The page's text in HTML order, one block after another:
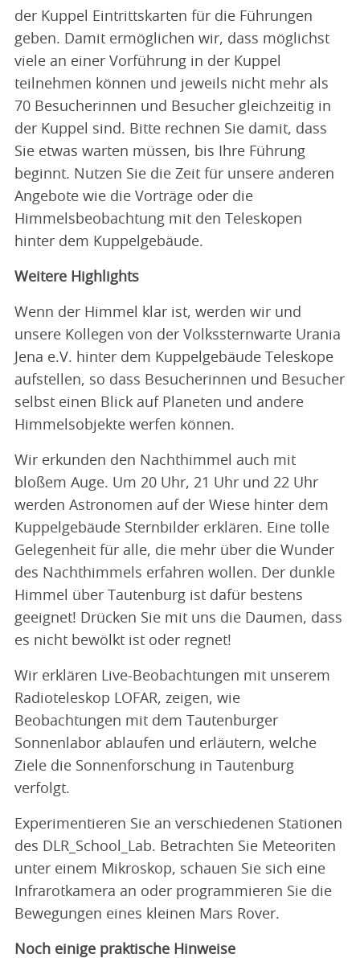
der Kuppel Eintrittskarten für die Führungen
geben. Damit ermöglichen wir, dass möglichst
viele an einer Vorführung in der Kuppel
teilnehmen können und jeweils nicht mehr als
70 Besucherinnen und Besucher gleichzeitig in
der Kuppel sind. Bitte rechnen Sie damit, dass
Sie etwas warten müssen, bis Ihre Führung
beginnt. Nutzen Sie die Zeit für unsere anderen
Angebote wie die Vorträge oder die
Himmelsbeobachtung mit den Teleskopen
hinter dem Kuppelgebäude.
Weitere Highlights
Wenn der Himmel klar ist, werden wir und
unsere Kollegen von der Volkssternwarte Urania
Jena e.V. hinter dem Kuppelgebäude Teleskope
aufstellen, so dass Besucherinnen und Besucher
selbst einen Blick auf Planeten und andere
Himmelsobjekte werfen können.
Wir erkunden den Nachthimmel auch mit
bloßem Auge. Um 20 Uhr, 21 Uhr und 22 Uhr
werden Astronomen auf der Wiese hinter dem
Kuppelgebäude Sternbilder erklären. Eine tolle
Gelegenheit für alle, die mehr über die Wunder
des Nachthimmels erfahren wollen. Der dunkle
Himmel über Tautenburg ist dafür bestens
geeignet! Drücken Sie mit uns die Daumen, dass
es nicht bewölkt ist oder regnet!
Wir erklären Live-Beobachtungen mit unserem
Radioteleskop LOFAR, zeigen, wie
Beobachtungen mit dem Tautenburger
Sonnenlabor ablaufen und erläutern, welche
Ziele die Sonnenforschung in Tautenburg
verfolgt.
Experimentieren Sie an verschiedenen Stationen
des DLR_School_Lab. Betrachten Sie Meteoriten
unter einem Mikroskop, schauen Sie sich eine
Infrarotkamera an oder programmieren Sie die
Bewegungen eines kleinen Mars Rover.
Noch einige praktische Hinweise